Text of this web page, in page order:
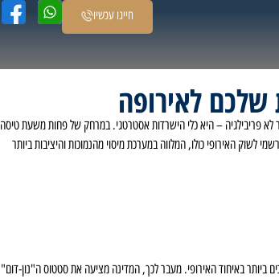
חייגו עכשיו
לאירופה
לא פריבילגיה – היא כלי הישרדות אסטרטגי. במרחק של פחות משעת טיסה
האירופי כולו, המלווה במערכת מיסוי מהנמוכות והיציבות ביותר
בינלאומי היא המספרים היבשים. מס החברות בקפריסין עומד על 12.5% בלבד – אחד השיעורים הנמוכים ביותר באיחוד האירופי. מעבר לכך, המדינה מציעה את סטטוס ה"נון-דום"